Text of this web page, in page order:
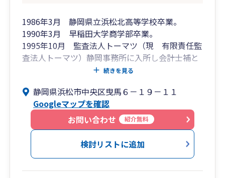
1986年3月 静岡県立浜松北高等学校卒業。
1990年3月 早稲田大学商学部卒業。
1995年10月 監査法人トーマツ（現 有限責任監
査法人トーマツ）静岡事務所に入所し会計士補と
公認会計士協会東海会所属（登録番号15088番）
2001年7月 税理士法人トーマツ（現 デロイト
トーマツ税理士法人）静岡事務所に出向・転籍。
2001年8月 税理士として登録。現在、東海税理
士会浜松西支部所属（登録番号93243番）
2003年1月 大谷浩一 公認会計士・税理士事務所
続きを見る
静岡県浜松市中央区曳馬６－１９－１１
Googleマップを確認
お問い合わせ
紹介無料
検討リストに追加